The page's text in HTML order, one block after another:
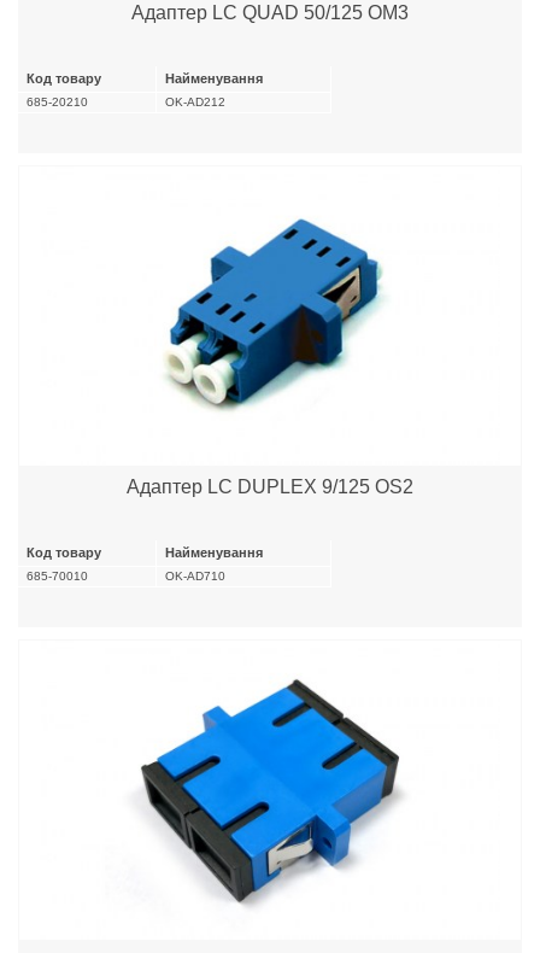
Адаптер LC QUAD 50/125 OM3
Код товару Найменування
685-20210 OK-AD212
Адаптер LC DUPLEX 9/125 OS2
Код товару Найменування
685-70010 OK-AD710